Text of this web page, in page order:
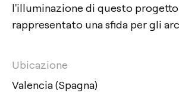
l'illuminazione di questo progetto
rappresentato una sfida per gli
Ubicazione
Valencia (Spagna)